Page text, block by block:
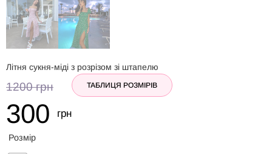
Літня сукня-міді з розрізом зі штапелю
1200грн
300 грн
ТАБЛИЦЯ РОЗМІРІВ
Розмір